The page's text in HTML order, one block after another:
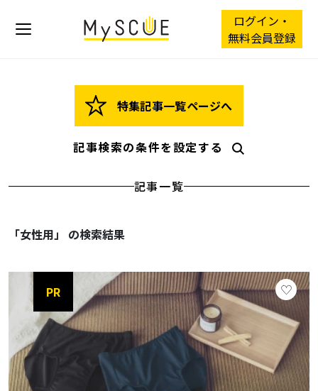
ログイン・
無料会員登録
特集記事一覧ページへ
記事検索の条件を設定する
記事一覧
「女性用」 の検索結果
PR